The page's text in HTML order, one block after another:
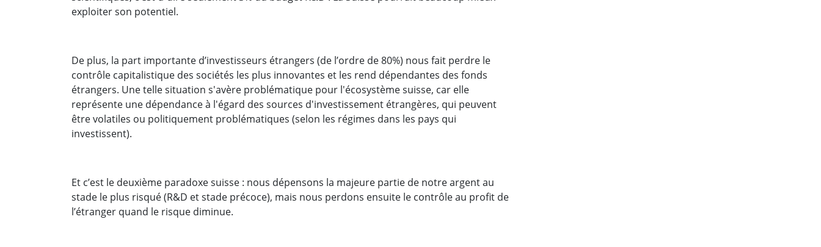
exploiter son potentiel.
De plus, la part importante d’investisseurs étrangers (de l’ordre de 80%) nous fait perdre le
contrôle capitalistique des sociétés les plus innovantes et les rend dépendantes des fonds
étrangers. Une telle situation s'avère problématique pour l'écosystème suisse, car elle
représente une dépendance à l'égard des sources d'investissement étrangères, qui peuvent
être volatiles ou politiquement problématiques (selon les régimes dans les pays qui
investissent).
Et c’est le deuxième paradoxe suisse : nous dépensons la majeure partie de notre argent au
stade le plus risqué (R&D et stade précoce), mais nous perdons ensuite le contrôle au profit de
l’étranger quand le risque diminue.